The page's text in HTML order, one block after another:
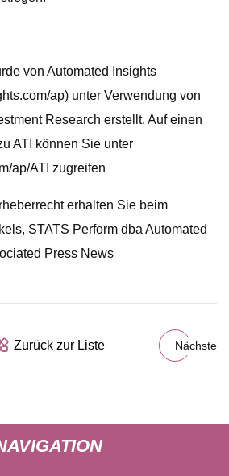
von Automated Insights
ap) unter Verwendung von
Research erstellt. Auf einen
ATI können Sie unter
ap/ATI zugreifen
erhalten Sie beim
STATS Perform dba Automated
Press News
Zurück zur Liste Nächste